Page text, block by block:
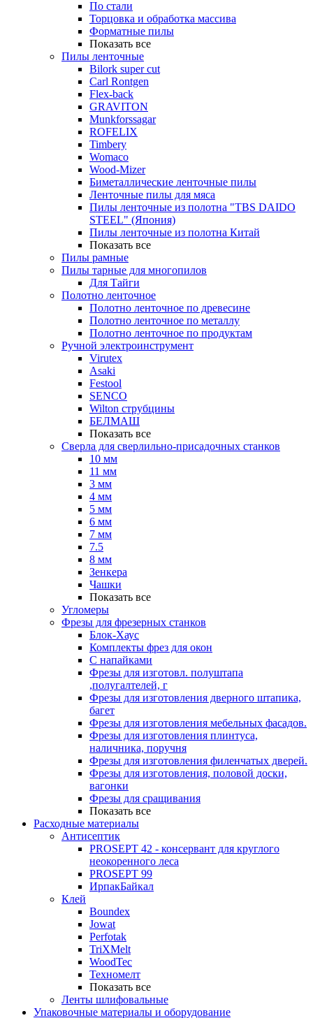
По стали
Торцовка и обработка массива
Форматные пилы
Показать все
Пилы ленточные
Bilork super cut
Carl Rontgen
Flex-back
GRAVITON
Munkforssagar
ROFELIX
Timbery
Womaco
Wood-Mizer
Биметаллические ленточные пилы
Ленточные пилы для мяса
Пилы ленточные из полотна "TBS DAIDO
STEEL" (Япония)
Пилы ленточные из полотна Китай
Показать все
Пилы рамные
Пилы тарные для многопилов
Для Тайги
Полотно ленточное
Полотно ленточное по древесине
Полотно ленточное по металлу
Полотно ленточное по продуктам
Ручной электроинструмент
Virutex
Asaki
Festool
SENCO
Wilton струбцины
БЕЛМАШ
Показать все
Сверла для сверлильно-присадочных станков
10 мм
11 мм
3 мм
4 мм
5 мм
6 мм
7 мм
7.5
8 мм
Зенкера
Чашки
Показать все
Угломеры
Фрезы для фрезерных станков
Блок-Хаус
Комплекты фрез для окон
С напайками
Фрезы для изготовл. полуштапа
,полугалтелей, г
Фрезы для изготовления дверного штапика,
багет
Фрезы для изготовления мебельных фасадов.
Фрезы для изготовления плинтуса,
наличника, поручня
Фрезы для изготовления филенчатых дверей.
Фрезы для изготовления, половой доски,
вагонки
Фрезы для сращивания
Показать все
Расходные материалы
Антисептик
PROSEPT 42 - консервант для круглого
неокоренного леса
PROSEPT 99
ИрпакБайкал
Клей
Boundex
Jowat
Perfotak
TriXMelt
WoodTec
Техномелт
Показать все
Ленты шлифовальные
Упаковочные материалы и оборудование